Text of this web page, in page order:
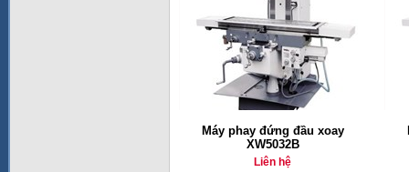
Máy phay đứng đầu xoay
XW5032B
Liên hệ